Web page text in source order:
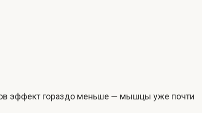
эффект гораздо меньше — мышцы уже почти